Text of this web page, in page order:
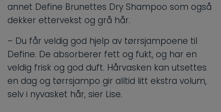
annet Define Brunettes Dry Shampoo som også
dekker ettervekst og grå hår.
– Du får veldig god hjelp av tørrsjampoene til
Define. De absorberer fett og fukt, og har en
veldig frisk og god duft. Hårvasken kan utsettes
en dag og tørrsjampo gir alltid litt ekstra volum,
selv i nyvasket hår, sier Lise.